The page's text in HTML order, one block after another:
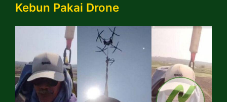
Kebun Pakai Drone